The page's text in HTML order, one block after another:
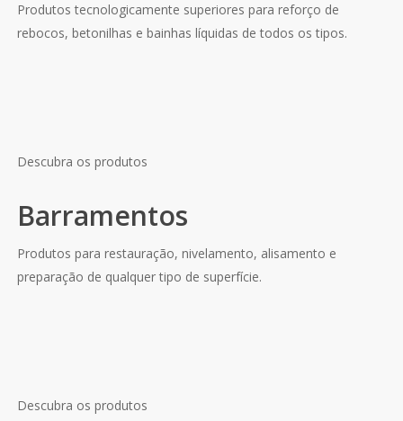
Produtos tecnologicamente superiores para reforço de
rebocos, betonilhas e bainhas líquidas de todos os tipos.
Descubra os produtos
Barramentos
Produtos para restauração, nivelamento, alisamento e
preparação de qualquer tipo de superfície.
Descubra os produtos